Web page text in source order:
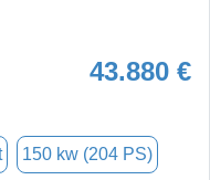
43.880 €
150 kw (204 PS)